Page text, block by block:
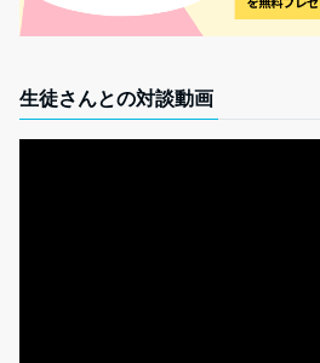
生徒さんとの対談動画